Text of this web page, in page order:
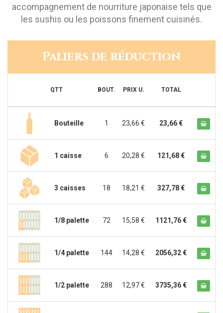
accompagnement de nourriture japonaise tels que
les sushis ou les poissons finement cuisinés.
Paliers de réduction
QTT BOUT. PRIX U. TOTAL
Bouteille 1 23,66 € 23,66 €
1 caisse 6 20,28 € 121,68 €
3 caisses 18 18,21 € 327,78 €
1/8 palette 72 15,58 € 1121,76 €
1/4 palette 144 14,28 € 2056,32 €
1/2 palette 288 12,97 € 3735,36 €